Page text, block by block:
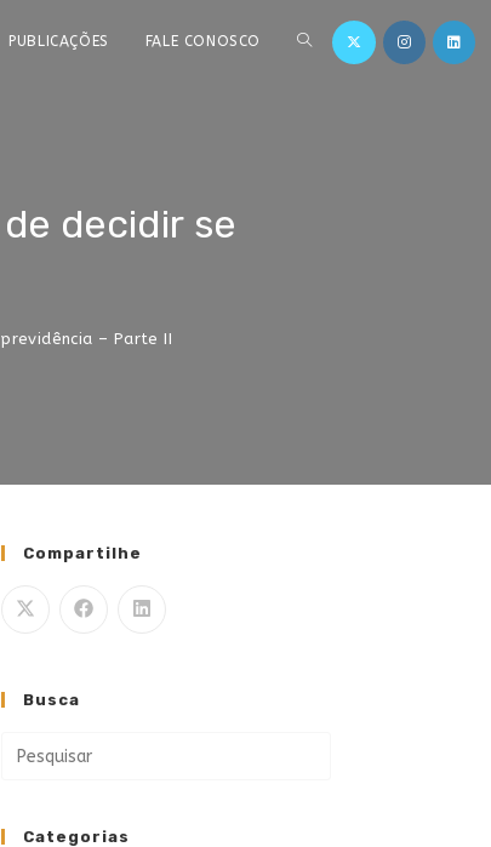
PUBLICAÇÕES FALE CONOSCO
decidir se
– Parte II
Compartilhe
Busca
Categorias